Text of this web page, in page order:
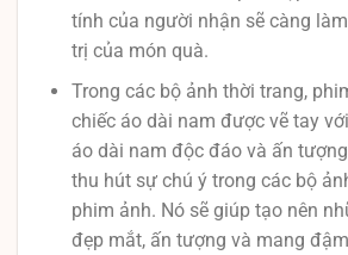
tính của người nhận sẽ càng
trị của món quà.
Trong các bộ ảnh thời trang,
chiếc áo dài nam được vẽ tay
áo dài nam độc đáo và ấn
thu hút sự chú ý trong các bộ
phim ảnh. Nó sẽ giúp tạo nên
đẹp mắt, ấn tượng và mang